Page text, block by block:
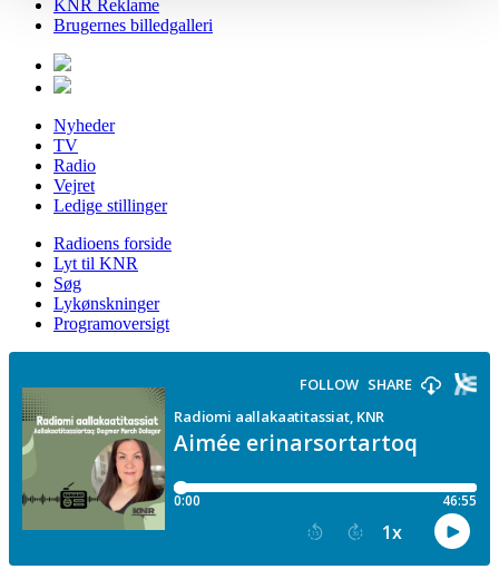
KNR Reklame
Brugernes billedgalleri
Nyheder
TV
Radio
Vejret
Ledige stillinger
Radioens forside
Lyt til KNR
Søg
Lykønskninger
Programoversigt